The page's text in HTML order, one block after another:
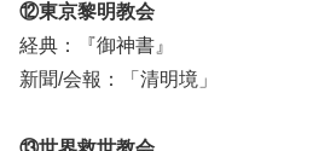
⑫東京黎明教会
経典：『御神書』
新聞/会報：「清明境」